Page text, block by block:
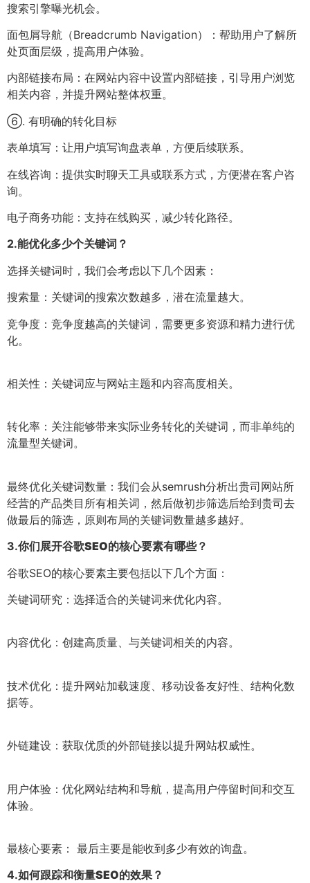
搜索引擎曝光机会。
面包屑导航（Breadcrumb Navigation）：帮助用户了解所
处页面层级，提高用户体验。
内部链接布局：在网站内容中设置内部链接，引导用户浏览
相关内容，并提升网站整体权重。
⑥. 有明确的转化目标
表单填写：让用户填写询盘表单，方便后续联系。
在线咨询：提供实时聊天工具或联系方式，方便潜在客户咨
询。
电子商务功能：支持在线购买，减少转化路径。
2.能优化多少个关键词？
选择关键词时，我们会考虑以下几个因素：
搜索量：关键词的搜索次数越多，潜在流量越大。
竞争度：竞争度越高的关键词，需要更多资源和精力进行优
化。
相关性：关键词应与网站主题和内容高度相关。
转化率：关注能够带来实际业务转化的关键词，而非单纯的
流量型关键词。
最终优化关键词数量：我们会从semrush分析出贵司网站所
经营的产品类目所有相关词，然后做初步筛选后给到贵司去
做最后的筛选，原则布局的关键词数量越多越好。
3.你们展开谷歌SEO的核心要素有哪些？
谷歌SEO的核心要素主要包括以下几个方面：
关键词研究：选择适合的关键词来优化内容。
内容优化：创建高质量、与关键词相关的内容。
技术优化：提升网站加载速度、移动设备友好性、结构化数
据等。
外链建设：获取优质的外部链接以提升网站权威性。
用户体验：优化网站结构和导航，提高用户停留时间和交互
体验。
最核心要素： 最后主要是能收到多少有效的询盘。
4.如何跟踪和衡量SEO的效果？